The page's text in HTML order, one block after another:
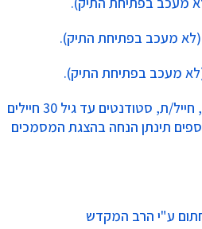
(לא מעכב בפתיחת התיק).
מעכב בפתיחת התיק).
סטודנטים עד גיל 30 חיילים
תינתן הנחה בהצגת המסמכים
חתום ע"י הרב המקדש